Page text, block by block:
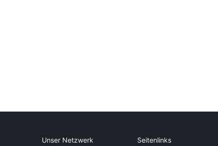
Unser Netzwerk Seitenlinks